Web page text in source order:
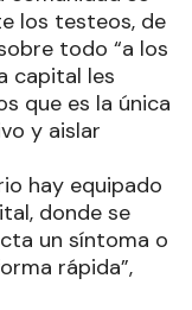
los testeos, de
todo “a los
capital les
que es la única
y aislar
hay equipado
donde se
un síntoma o
rápida”,